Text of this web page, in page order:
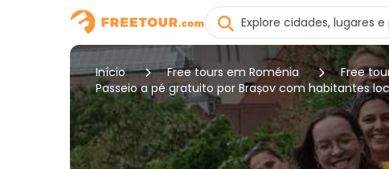
Início Free tours em Roménia
Free
Passeio a pé gratuito por Brașov com habitantes